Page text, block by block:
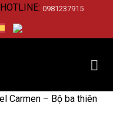
HOTLINE: 0981237915
Carmen – Bộ ba thiên